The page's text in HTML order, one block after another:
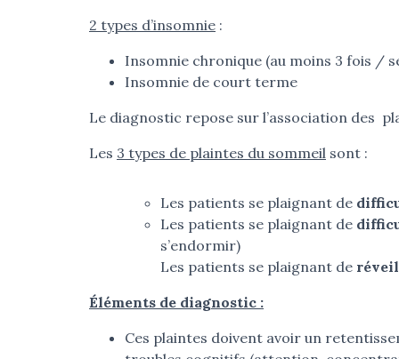
2 types d’insomnie :
Insomnie chronique (au moins 3 fois /
Insomnie de court terme
Le diagnostic repose sur l’association des
Les 3 types de plaintes du sommeil sont :
Les patients se plaignant de
Les patients se plaignant de
s’endormir)
Les patients se plaignant de
Éléments de diagnostic :
Ces plaintes doivent avoir un